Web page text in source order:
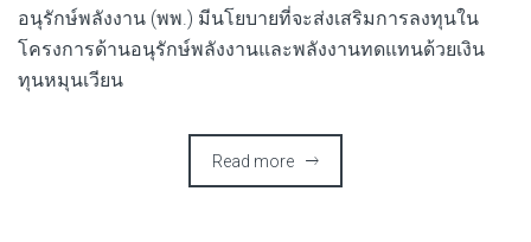
อนุรักษ์พลังงาน (พพ.) มีนโยบายที่จะส่งเสริมการลงทุนใน
โครงการด้านอนุรักษ์พลังงานและพลังงานทดแทนด้วยเงิน
ทุนหมุนเวียน
Read more